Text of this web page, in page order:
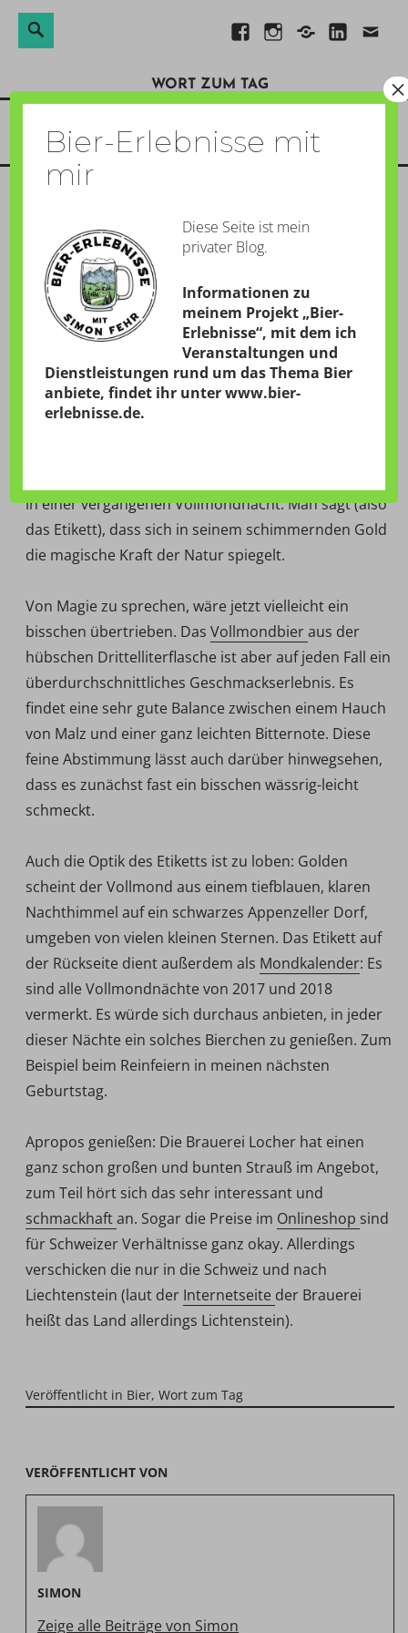
Direkt
Inhalt
FacebookInstagram
Xing Linkedin
E-
Suche
WORT ZUM TAG
Menü
WERWOLFGEHÄUL
GESCHRIEBEN AM:5. OKTOBER 2017
vonSimon
19:47 Uhr – Anfang Oktober, draußen ist es schon
dunkel, der Vollmond scheint über Ravensburg und
in einer vergangenen Vollmondnacht. Man sagt (also
das Etikett), dass sich in seinem schimmernden Gold
die magische Kraft der Natur spiegelt.
Von Magie zu sprechen, wäre jetzt vielleicht ein
bisschen übertrieben. Das Vollmondbieraus der
hübschen Drittelliterflasche ist aber auf jeden Fall ein
überdurchschnittliches Geschmackserlebnis. Es
findet eine sehr gute Balance zwischen einem Hauch
von Malz und einer ganz leichten Bitternote. Diese
feine Abstimmung lässt auch darüber hinwegsehen,
dass es zunächst fast ein bisschen wässrig-leicht
schmeckt.
Auch die Optik des Etiketts ist zu loben: Golden
scheint der Vollmond aus einem tiefblauen, klaren
Nachthimmel auf ein schwarzes Appenzeller Dorf,
umgeben von vielen kleinen Sternen. Das Etikett auf
der Rückseite dient außerdem als Mondkalender: Es
sind alle Vollmondnächte von 2017 und 2018
vermerkt. Es würde sich durchaus anbieten, in jeder
dieser Nächte ein solches Bierchen zu genießen. Zum
Beispiel beim Reinfeiern in meinen nächsten
Geburtstag.
Apropos genießen: Die Brauerei Locher hat einen
ganz schon großen und bunten Strauß im Angebot,
zum Teil hört sich das sehr interessant und
schmackhaftan. Sogar die Preise im Onlineshop sind
für Schweizer Verhältnisse ganz okay. Allerdings
verschicken die nur in die Schweiz und nach
Liechtenstein (laut der Internetseite der Brauerei
heißt das Land allerdings Lichtenstein).
Veröffentlicht in Bier, Wort zum Tag
VERÖFFENTLICHT VON
SIMON
Zeige alle Beiträge von Simon
Bier-Erlebnisse mit
mir
Diese Seite ist mein
privater Blog.
Informationen zu
meinem Projekt „Bier-
Erlebnisse“, mit dem ich
Veranstaltungen und
Dienstleistungen rund um das Thema Bier
anbiete, findet ihr unterwww.bier-
erlebnisse.de.
×